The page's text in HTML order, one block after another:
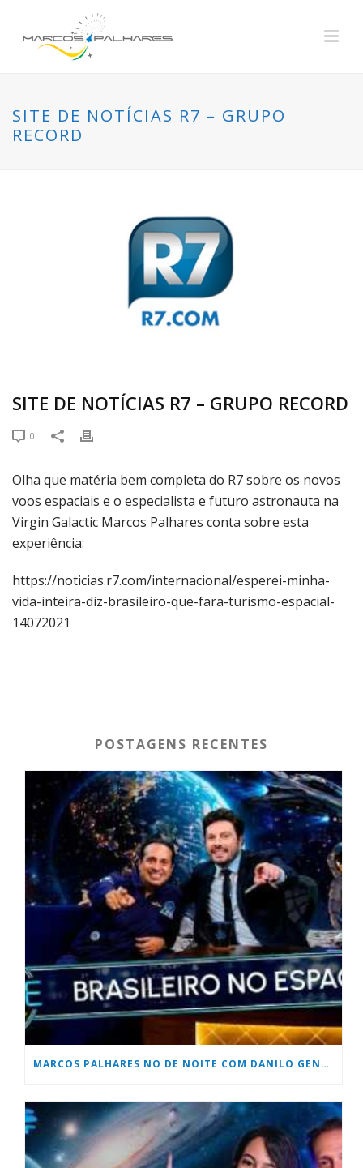
SITE DE NOTÍCIAS R7 – GRUPO
RECORD
SITE DE NOTÍCIAS R7 – GRUPO RECORD
0
Olha que matéria bem completa do R7 sobre os novos
voos espaciais e o especialista e futuro astronauta na
Virgin Galactic Marcos Palhares conta sobre esta
experiência:
https://noticias.r7.com/internacional/esperei-minha-
vida-inteira-diz-brasileiro-que-fara-turismo-espacial-
14072021
POSTAGENS RECENTES
MARCOS PALHARES NO DE NOITE COM DANILO GENTILLI DO SBT